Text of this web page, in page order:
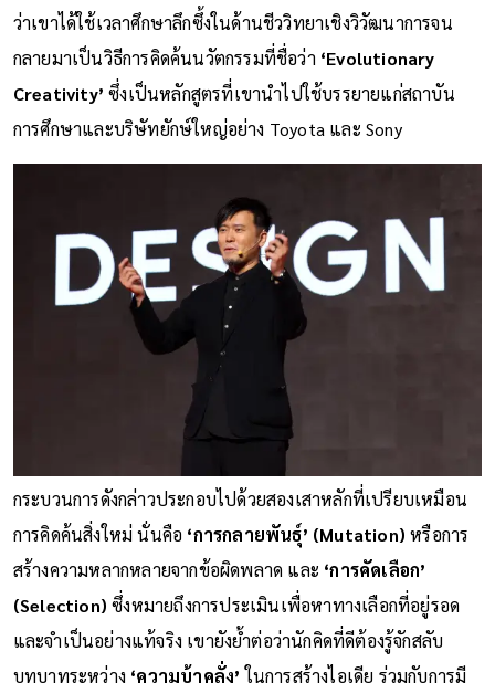
ว่าเขาได้ใช้เวลาศึกษาลึกซึ้งในด้านชีววิทยาเชิงวิวัฒนาการจน
กลายมาเป็นวิธีการคิดค้นนวัตกรรมที่ชื่อว่า ‘Evolutionary
Creativity’ ซึ่งเป็นหลักสูตรที่เขานำไปใช้บรรยายแก่สถาบัน
การศึกษาและบริษัทยักษ์ใหญ่อย่าง Toyota และ Sony
กระบวนการดังกล่าวประกอบไปด้วยสองเสาหลักที่เปรียบเหมือน
การคิดค้นสิ่งใหม่ นั่นคือ ‘การกลายพันธุ์’ (Mutation)หรือการ
สร้างความหลากหลายจากข้อผิดพลาด และ ‘การคัดเลือก’
(Selection) ซึ่งหมายถึงการประเมินเพื่อหาทางเลือกที่อยู่รอด
และจำเป็นอย่างแท้จริง เขายังย้ำต่อว่านักคิดที่ดีต้องรู้จักสลับ
บทบาทระหว่าง ‘ความบ้าคลั่ง’ ในการสร้างไอเดีย ร่วมกับการมี